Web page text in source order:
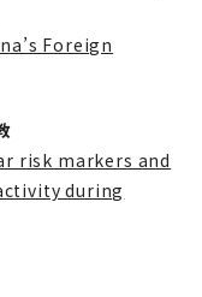
Foreign
risk markers and
during